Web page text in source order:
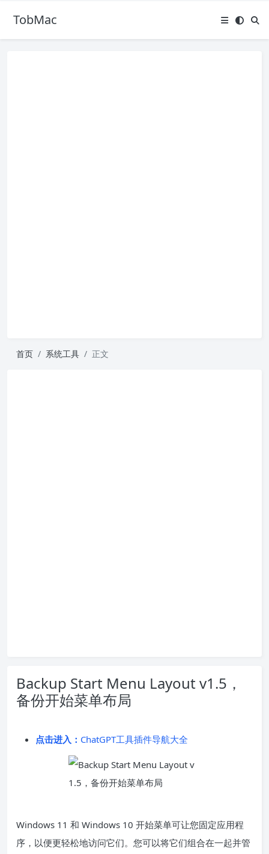
TobMac
首页 系统工具 正文
Backup Start Menu Layout v1.5，
备份开始菜单布局
点击进入： ChatGPT工具插件导航大全
Windows 11 和 Windows 10 开始菜单可让您固定应用程
序，以便更轻松地访问它们。您可以将它们组合在一起并管